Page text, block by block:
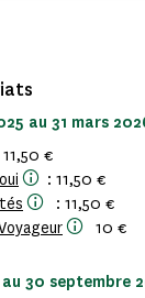
au 31 mars
€
: 11,50 €
: 11,50 €
10 €
30 septembre